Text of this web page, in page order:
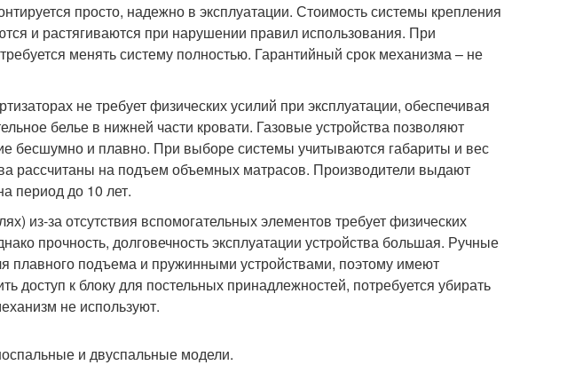
просто, надежно в эксплуатации. Стоимость системы крепления
и растягиваются при нарушении правил использования. При
менять систему полностью. Гарантийный срок механизма – не
не требует физических усилий при эксплуатации, обеспечивая
белье в нижней части кровати. Газовые устройства позволяют
бесшумно и плавно. При выборе системы учитываются габариты и вес
рассчитаны на подъем объемных матрасов. Производители выдают
период до 10 лет.
из-за отсутствия вспомогательных элементов требует физических
прочность, долговечность эксплуатации устройства большая. Ручные
подъема и пружинными устройствами, поэтому имеют
доступ к блоку для постельных принадлежностей, потребуется убирать
не используют.
и двуспальные модели.